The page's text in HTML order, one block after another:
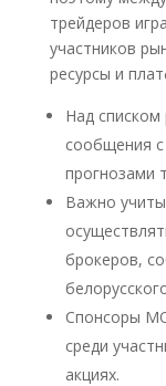
трейдеров
участников
ресурсы и
Над
сообщения
прогнозами
Важно
брокеров,
Спонсоры
среди
акциях.